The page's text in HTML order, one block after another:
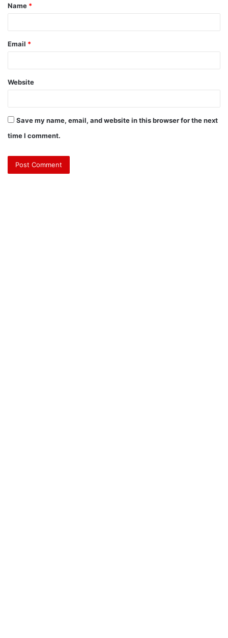
Name *
Email *
Website
Save my name, email, and website in this browser for the next
time I comment.